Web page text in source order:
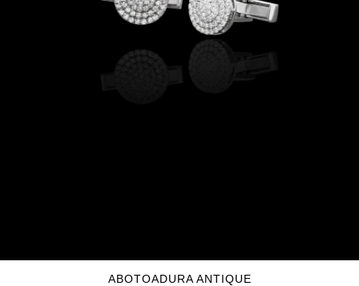
ABOTOADURA ANTIQUE